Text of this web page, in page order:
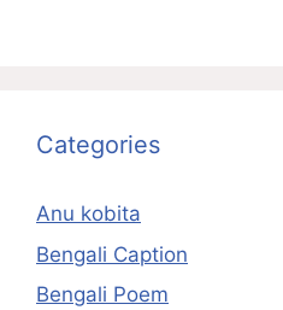
Categories
Anu kobita
Bengali Caption
Bengali Poem